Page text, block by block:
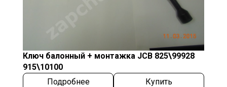
Ключ балонный + монтажка JCB 825\99928
915\10100
Подробнее
Купить